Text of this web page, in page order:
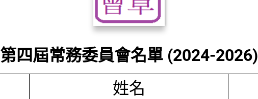
第四屆常務委員會名單 (2024-2026)
姓名